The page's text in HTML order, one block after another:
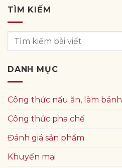
TÌM KIẾM
DANH MỤC
Công thức nấu ăn, làm bánh
Công thức pha chế
Đánh giá sản phẩm
Khuyến mại